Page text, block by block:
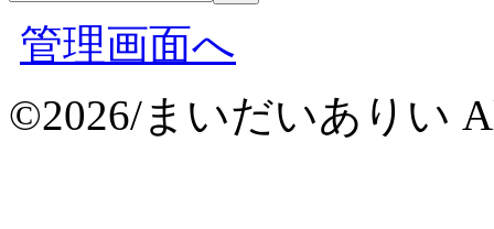
管理画面へ
©2026/まいだいありい